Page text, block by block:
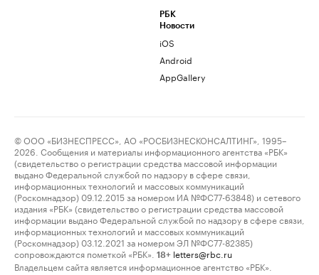
РБК
Новости
iOS
Android
AppGallery
© ООО «БИЗНЕСПРЕСС», АО «РОСБИЗНЕСКОНСАЛТИНГ», 1995–
2026. Сообщения и материалы информационного агентства «РБК»
(свидетельство о регистрации средства массовой информации
выдано Федеральной службой по надзору в сфере связи,
информационных технологий и массовых коммуникаций
(Роскомнадзор) 09.12.2015 за номером ИА №ФС77-63848) и сетевого
издания «РБК» (свидетельство о регистрации средства массовой
информации выдано Федеральной службой по надзору в сфере связи,
информационных технологий и массовых коммуникаций
(Роскомнадзор) 03.12.2021 за номером ЭЛ №ФС77-82385)
сопровождаются пометкой «РБК».
18+ letters@rbc.ru
Владельцем сайта является информационное агентство «РБК».